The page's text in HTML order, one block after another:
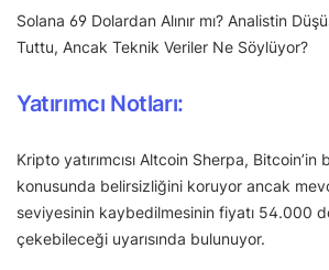
Solana 69 Dolardan Alınır mı? Analistin
Tuttu, Ancak Teknik Veriler Ne Söylüyor?
Yatırımcı Notları:
Kripto yatırımcısı Altcoin Sherpa,
konusunda belirsizliğini koruyor ancak
seviyesinin kaybedilmesinin fiyatı 54.000
çekebileceği uyarısında bulunuyor.